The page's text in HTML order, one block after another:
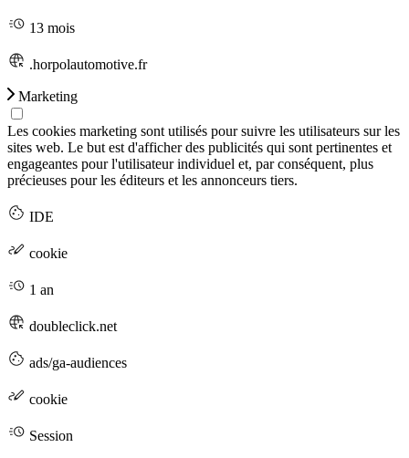
13 mois
.horpolautomotive.fr
Marketing
Les cookies marketing sont utilisés pour suivre les utilisateurs sur les
sites web. Le but est d'afficher des publicités qui sont pertinentes et
engageantes pour l'utilisateur individuel et, par conséquent, plus
précieuses pour les éditeurs et les annonceurs tiers.
IDE
cookie
1 an
doubleclick.net
ads/ga-audiences
cookie
Session